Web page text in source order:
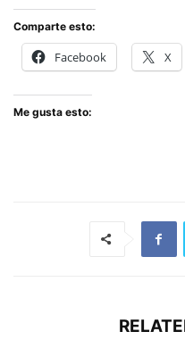
Comparte esto:
Facebook X
Me gusta esto: